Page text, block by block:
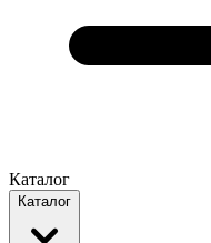
Каталог
Каталог